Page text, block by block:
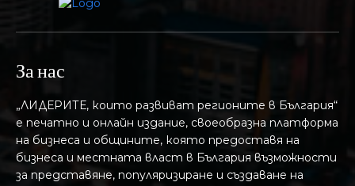
За нас
„ЛИДЕРИТЕ, които развиват регионите в България“
е печатно и онлайн издание, своеобразна платформа
на бизнеса и общините, която предоставя на
бизнесa и местната власт в България възможности
за представяне, популяризиране и създаване на